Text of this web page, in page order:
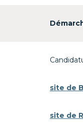
site de
site de